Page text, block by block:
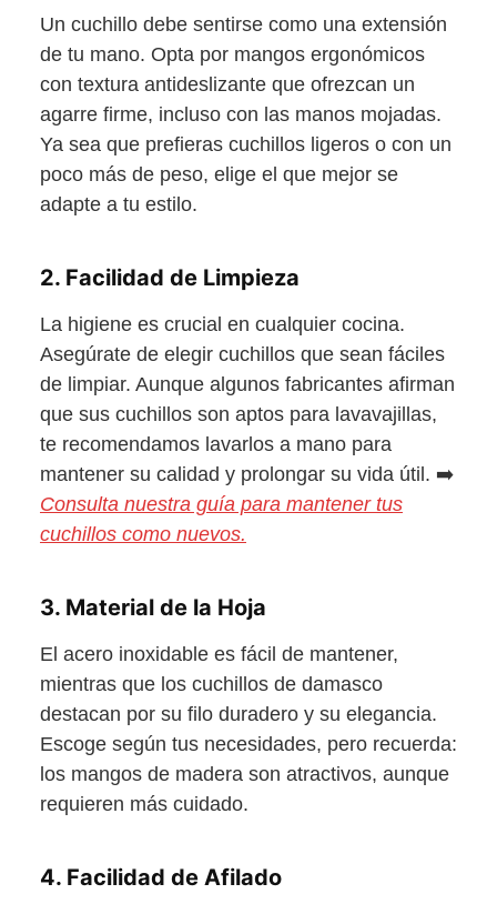
Un cuchillo debe sentirse como una extensión
de tu mano. Opta por mangos ergonómicos
con textura antideslizante que ofrezcan un
agarre firme, incluso con las manos mojadas.
Ya sea que prefieras cuchillos ligeros o con un
poco más de peso, elige el que mejor se
adapte a tu estilo.
2. Facilidad de Limpieza
La higiene es crucial en cualquier cocina.
Asegúrate de elegir cuchillos que sean fáciles
de limpiar. Aunque algunos fabricantes afirman
que sus cuchillos son aptos para lavavajillas,
te recomendamos lavarlos a mano para
mantener su calidad y prolongar su vida útil. ➡️
Consulta nuestra guía para mantener tus
cuchillos como nuevos.
3. Material de la Hoja
El acero inoxidable es fácil de mantener,
mientras que los cuchillos de damasco
destacan por su filo duradero y su elegancia.
Escoge según tus necesidades, pero recuerda:
los mangos de madera son atractivos, aunque
requieren más cuidado.
4. Facilidad de Afilado